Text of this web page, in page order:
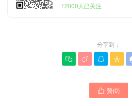
12000人已关注
分享到：
   
 贊(0)
GUCCI包包正品專賣店售價